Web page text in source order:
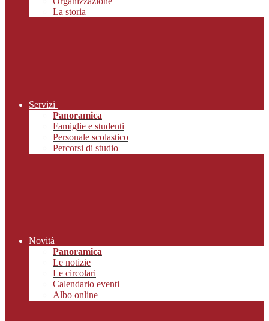
La storia
Servizi
Panoramica
Famiglie e studenti
Personale scolastico
Percorsi di studio
Novità
Panoramica
Le notizie
Le circolari
Calendario eventi
Albo online